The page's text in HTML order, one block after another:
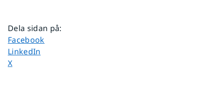
Dela sidan på:
Dela sidan på
Facebook
Dela sidan på
LinkedIn
Dela sidan på
X